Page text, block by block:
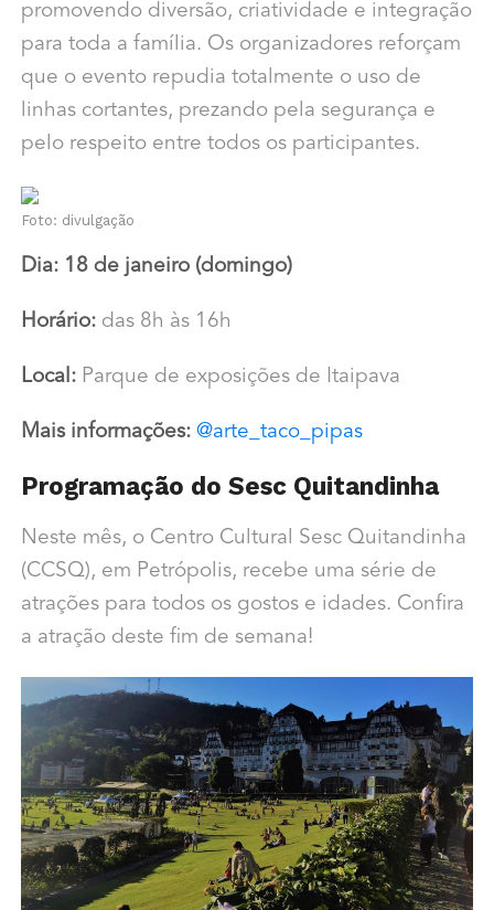
promovendo diversão, criatividade e integração
para toda a família. Os organizadores reforçam
que o evento repudia totalmente o uso de
linhas cortantes, prezando pela segurança e
pelo respeito entre todos os participantes.
Foto: divulgação
Dia: 18 de janeiro (domingo)
Horário: das 8h às 16h
Local: Parque de exposições de Itaipava
Mais informações: @arte_taco_pipas
Programação do Sesc Quitandinha
Neste mês, o Centro Cultural Sesc Quitandinha
(CCSQ), em Petrópolis, recebe uma série de
atrações para todos os gostos e idades. Confira
a atração deste fim de semana!